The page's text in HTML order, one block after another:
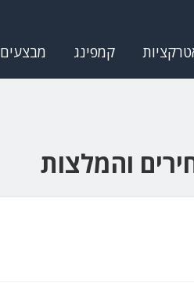
קמפינג מבצעים
והמלצות